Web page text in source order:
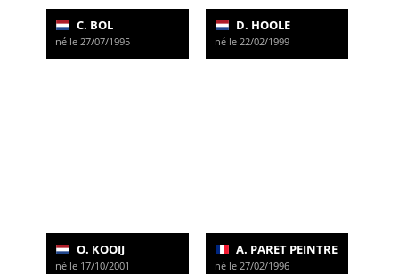
C. BOL
né le 27/07/1995
D. HOOLE
né le 22/02/1999
O. KOOIJ
né le 17/10/2001
A. PARET PEINTRE
né le 27/02/1996